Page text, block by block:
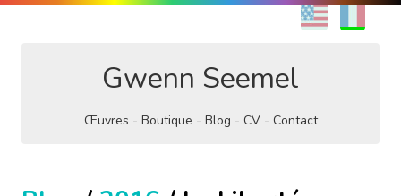
EN
Gwenn Seemel
Œuvres Boutique Blog CV Contact